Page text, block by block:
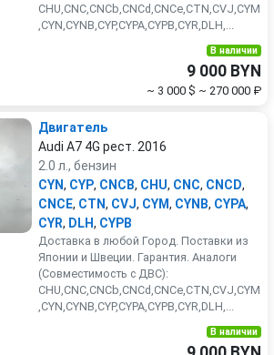
CHU,CNC,CNCb,CNCd,CNCe,CTN,CVJ,CYM
,CYN,CYNB,CYP,CYPA,CYPB,CYR,DLH,...
В наличии
9 000 BYN
~ 3 000 $ ~ 270 000 ₽
Двигатель
Audi A7 4G рест. 2016
2.0 л., бензин
CYN, CYP, CNCB, CHU, CNC, CNCD,
CNCE, CTN, CVJ, CYM, CYNB, CYPA,
CYR, DLH, CYPB
Доставка в любой Город. Поставки из
Японии и Швеции. Гарантия. Аналоги
(Совместимость с ДВС):
CHU,CNC,CNCb,CNCd,CNCe,CTN,CVJ,CYM
,CYN,CYNB,CYP,CYPA,CYPB,CYR,DLH,...
В наличии